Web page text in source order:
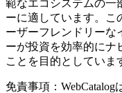
範なエコシステムの一
ーに適しています。こ
ーザーフレンドリーな
ーが投資を効率的にナ
ことを目的としていま
免責事項：